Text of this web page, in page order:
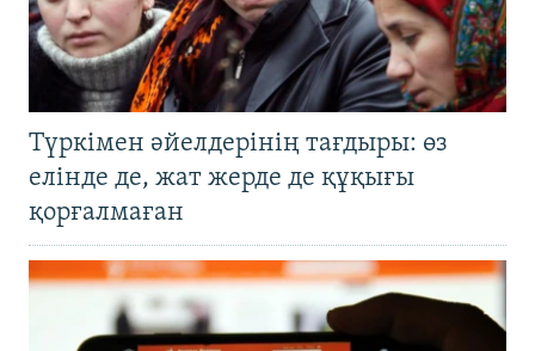
Түркімен әйелдерінің тағдыры: өз
елінде де, жат жерде де құқығы
қорғалмаған